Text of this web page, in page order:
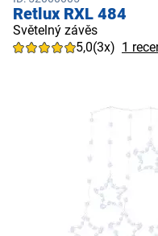
Retlux RXL 484
Světelný závěs
5,0(3x) 1